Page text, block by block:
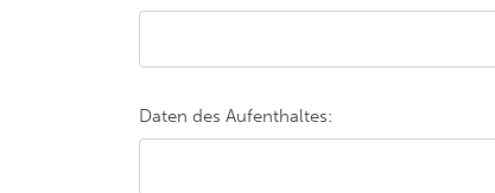
Daten des Aufenthaltes: